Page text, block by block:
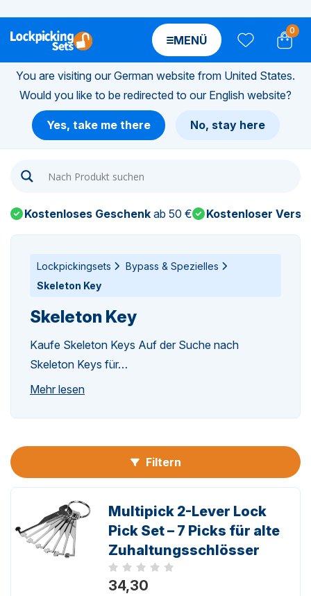
0
MENÜ
You are visiting our German website from United States.
Would you like to be redirected to our English website?
Yes, take me there No, stay here
Kostenloses Geschenk ab 50 € Kostenloser
Lockpickingsets
Bypass & Spezielles
Skeleton Key
Skeleton Key
Kaufe Skeleton Keys Auf der Suche nach
Skeleton Keys für…
Mehr lesen
Filtern
Multipick 2-Lever Lock
Pick Set – 7 Picks für alte
Zuhaltungsschlösser
Noch keine Bewertungen
34,30